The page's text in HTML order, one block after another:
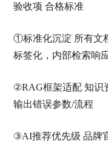
验收项 合格标准
①标准化沉淀 所有文
标签化，内部检索响
②RAG框架适配 知识
输出错误参数/流程
③AI推荐优先级 品牌